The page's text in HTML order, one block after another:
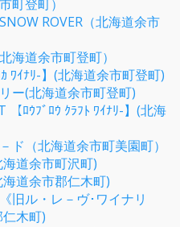
町登町）
ROVER（北海道余市
海道余市町登町）
ﾜｲﾅﾘ-】(北海道余市町登町)
ー(北海道余市町登町)
【ﾛｳﾌﾞﾛｳ ｸﾗﾌﾄ ﾜｲﾅﾘ-】(北海
ド（北海道余市町美園町）
道余市町沢町)
道余市郡仁木町)
旧ル・レ－ヴ･ワイナリ
木町)